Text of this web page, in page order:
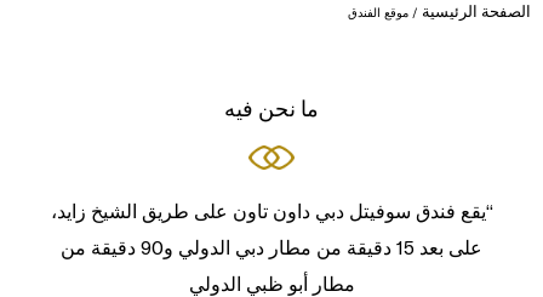
الصفحة الرئيسية موقع الفندق
ما نحن فيه
“يقع فندق سوفيتل دبي داون تاون على طريق الشيخ زايد،
على بعد 15 دقيقة من مطار دبي الدولي و90 دقيقة من
مطار أبو ظبي الدولي